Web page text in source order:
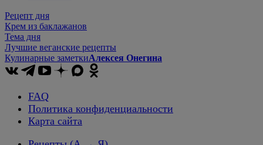
Рецепт дня
Крем из баклажанов
Тема дня
Лучшие веганские рецепты
Кулинарные заметкиАлексея Онегина
FAQ
Политика конфиденциальности
Карта сайта